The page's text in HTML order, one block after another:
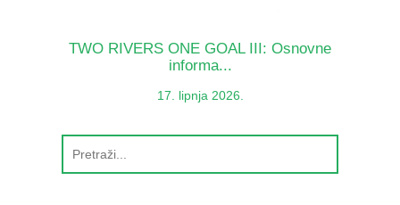
TWO RIVERS ONE GOAL III: Osnovne
informa...
17. lipnja 2026.